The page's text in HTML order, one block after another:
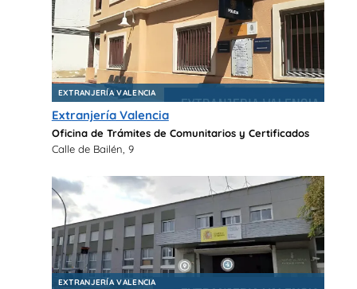
EXTRANJERÍA VALENCIA
Extranjería Valencia
Oficina de Trámites de Comunitarios y Certificados
Calle de Bailén, 9
EXTRANJERÍA VALENCIA